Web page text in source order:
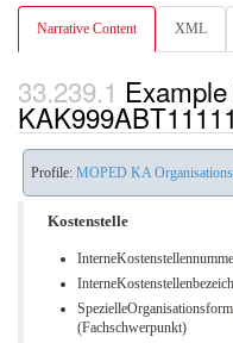
Narrative Content XML
Profile: MOPED KA
Kostenstelle
(Fachschwerpunkt)